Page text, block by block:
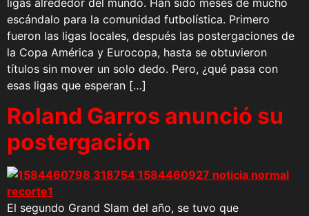
escándalo para la comunidad futbolística. Primero
fueron las ligas locales, después las postergaciones de
la Copa América y Eurocopa, hasta se obtuvieron
títulos sin mover un solo dedo. Pero, ¿qué pasa con
esas ligas que esperan […]
Roland Garros anunció su
postergación
El segundo Grand Slam del año, se tuvo que